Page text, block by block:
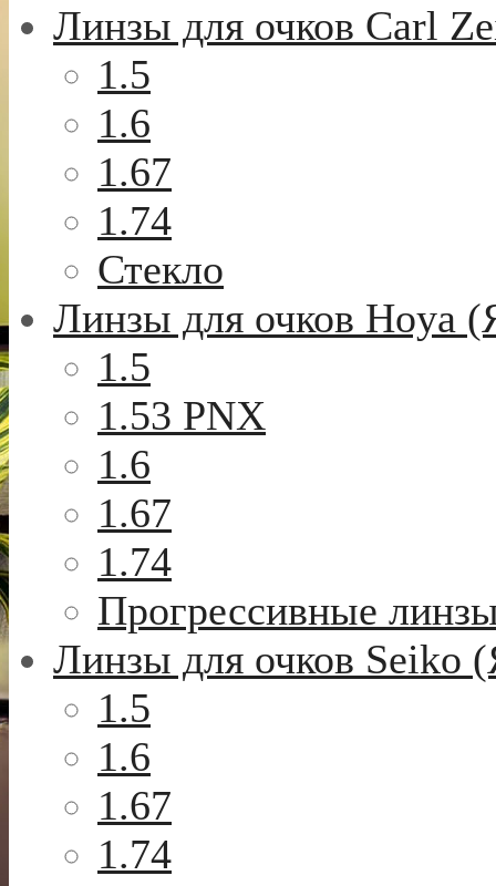
Линзы для очков Carl
1.5
1.6
1.67
1.74
Стекло
Линзы для очков Hoya
1.5
1.53 PNX
1.6
1.67
1.74
Прогрессивные
Линзы для очков Seiko
1.5
1.6
1.67
1.74